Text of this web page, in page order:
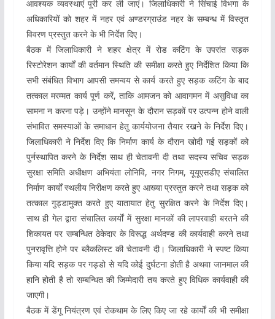
आवश्यक व्यवस्थाएं पूरी कर ली जाएं। जिलाधिकारी ने सिंचाई विभगा के
अधिकारियों को शहर में नहर एवं अण्डरग्राउंड नहर के सम्बन्ध में विस्तृत
विवरण प्रस्तुत करने के भी निर्देश दिए।
बैठक में जिलाधिकारी ने शहर क्षेत्र में रोड कटिंग के उपरांत सड़क
रिस्टोरेशन कार्यों की वर्तमान स्थिति की समीक्षा करते हुए निर्देशित किया कि
सभी संबंधित विभाग आपसी समन्वय से कार्य करते हुए सड़क कटिंग के बाद
तत्काल मरम्मत कार्य पूर्ण करें, ताकि आमजन को आवागमन में असुविधा का
सामना न करना पड़े। उन्होंने मानसून के दौरान सड़कों पर उत्पन्न होने वाली
संभावित समस्याओं के समाधान हेतु कार्ययोजना तैयार रखने के निर्देश दिए।
जिलाधिकारी ने निर्देश दिए कि निर्माण कार्य के दौरान खोदी गई सड़कों को
पुर्नस्थापित करने के निर्देश साथ ही चेतावनी दी तथा सदस्य सचिव सड़क
सुरक्षा समिति अधीक्षण अभियंता लोनिवि, नगर निगम, यूयूएसडीए संचालित
निर्माण कार्यों स्थलीय निरीक्षण करते हुए आख्या प्रस्तुत करने तथा सड़क को
तत्काल गुड्डामुक्त करते हुए यातायात हेतु सुरक्षित करने के निर्देश दिए।
साथ ही गेल द्वारा संचालित कार्यों में सुरक्षा मानकों की लापरवाही बरतने की
शिकायत पर सम्बन्धित ठेकेदार के विरूद्ध अर्थदण्ड की कार्यवाही करने तथा
पुनरावृत्ति होने पर ब्लैकलिस्ट की चेतावनी दी। जिलाधिकारी ने स्पष्ट किया
किया यदि सड़क पर गड्डो से यदि कोई दुर्घटना होती है अथवा जानमाल की
हानि होती है तो सम्बन्धित की जिम्मेदारी तय करते हुए विधिक कार्यवाही की
जाएगी।
बैठक में डेंगू नियंत्रण एवं रोकथाम के लिए किए जा रहे कार्यों की भी समीक्षा